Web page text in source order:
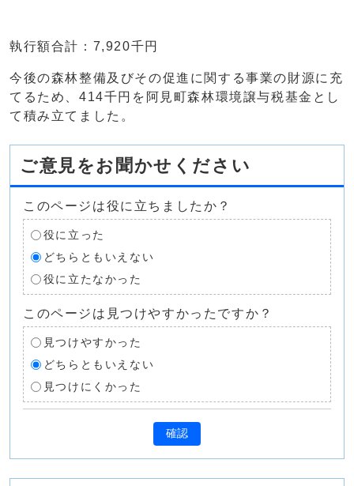
執行額合計：7,920千円
今後の森林整備及びその促進に関する事業の財源に充
てるため、414千円を阿見町森林環境譲与税基金とし
て積み立てました。
ご意見をお聞かせください
このページは役に立ちましたか？
役に立った
どちらともいえない
役に立たなかった
このページは見つけやすかったですか？
見つけやすかった
どちらともいえない
見つけにくかった
確認